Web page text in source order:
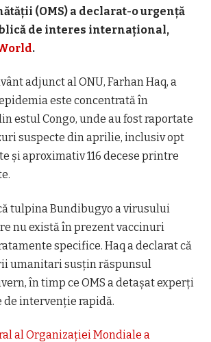
(OMS) a declarat-o urgență
de interes internațional,
.
adjunct al ONU, Farhan Haq, a
este concentrată în
estul Congo, unde au fost raportate
suspecte din aprilie, inclusiv opt
și aproximativ 116 decese printre
tulpina Bundibugyo a virusului
nu există în prezent vaccinuri
specifice. Haq a declarat că
umanitari susțin răspunsul
în timp ce OMS a detașat experți
de intervenție rapidă.
al Organizaţiei Mondiale a